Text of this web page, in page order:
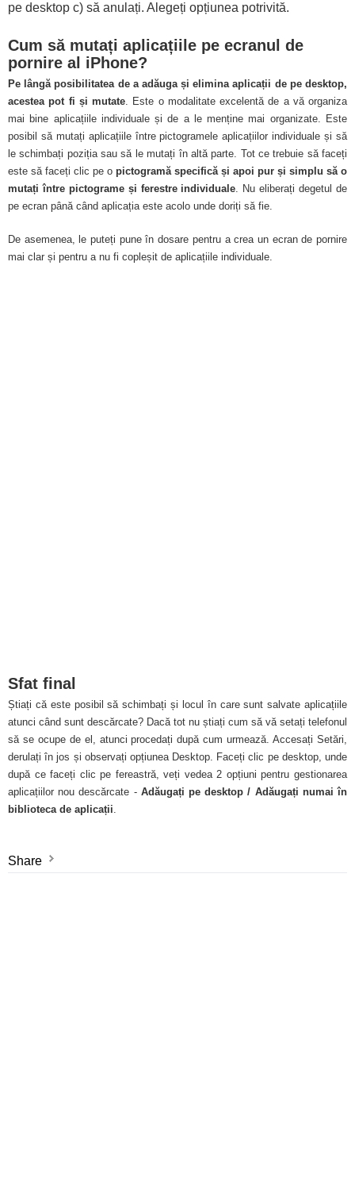
pe desktop c) să anulați. Alegeți opțiunea potrivită.
Cum să mutați aplicațiile pe ecranul de
pornire al iPhone?
Pe lângă posibilitatea de a adăuga și elimina aplicații de pe desktop,
acestea pot fi și mutate. Este o modalitate excelentă de a vă organiza
mai bine aplicațiile individuale și de a le menține mai organizate. Este
posibil să mutați aplicațiile între pictogramele aplicațiilor individuale și să
le schimbați poziția sau să le mutați în altă parte. Tot ce trebuie să faceți
este să faceți clic pe o pictogramă specifică și apoi pur și simplu să o
mutați între pictograme și ferestre individuale. Nu eliberați degetul de
pe ecran până când aplicația este acolo unde doriți să fie.
De asemenea, le puteți pune în dosare pentru a crea un ecran de pornire
mai clar și pentru a nu fi copleșit de aplicațiile individuale.
Sfat final
Știați că este posibil să schimbați și locul în care sunt salvate aplicațiile
atunci când sunt descărcate? Dacă tot nu știați cum să vă setați telefonul
să se ocupe de el, atunci procedați după cum urmează. Accesați Setări,
derulați în jos și observați opțiunea Desktop. Faceți clic pe desktop, unde
după ce faceți clic pe fereastră, veți vedea 2 opțiuni pentru gestionarea
aplicațiilor nou descărcate - Adăugați pe desktop / Adăugați numai în
biblioteca de aplicații.
Share